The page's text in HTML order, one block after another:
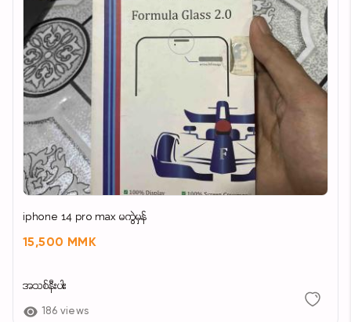
iphone 14 pro max မကွဲမှန်
15,500 MMK
အသစ်နီးပါး
186 views